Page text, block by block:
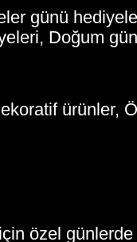
günü
Doğum
özel